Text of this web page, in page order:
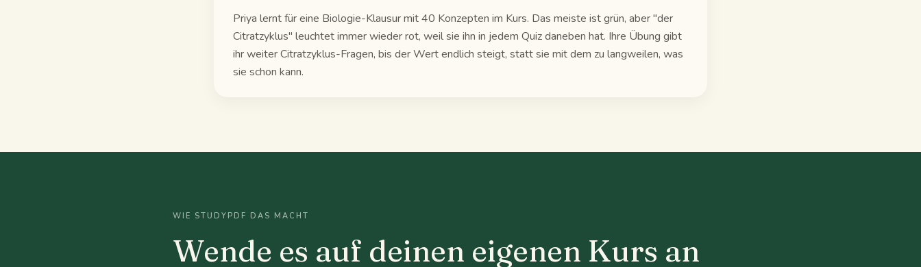
Priya lernt für eine Biologie-Klausur mit 40 Konzepten im Kurs. Das meiste ist grün, aber "der
Citratzyklus" leuchtet immer wieder rot, weil sie ihn in jedem Quiz daneben hat. Ihre Übung gibt
ihr weiter Citratzyklus-Fragen, bis der Wert endlich steigt, statt sie mit dem zu langweilen, was
sie schon kann.
WIE STUDYPDF DAS MACHT
Wende es auf deinen eigenen Kurs an